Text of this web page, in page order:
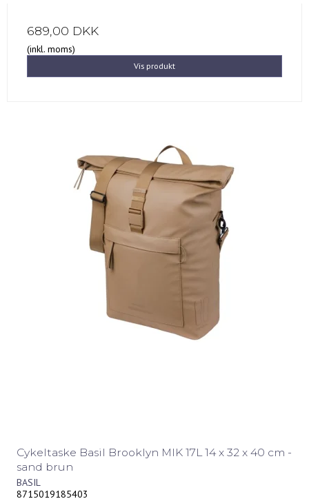
689,00 DKK
(inkl. moms)
Vis produkt
Cykeltaske Basil Brooklyn MIK 17L 14 x 32 x 40 cm -
sand brun
BASIL
8715019185403